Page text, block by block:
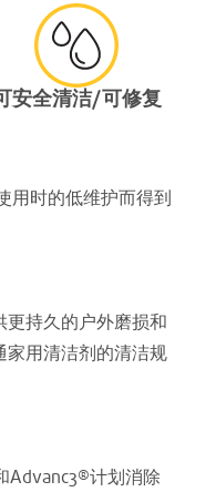
安全清洁/可修复
用时的低维护而得到
更持久的户外磨损和
家用清洁剂的清洁规
Advanc3®计划消除